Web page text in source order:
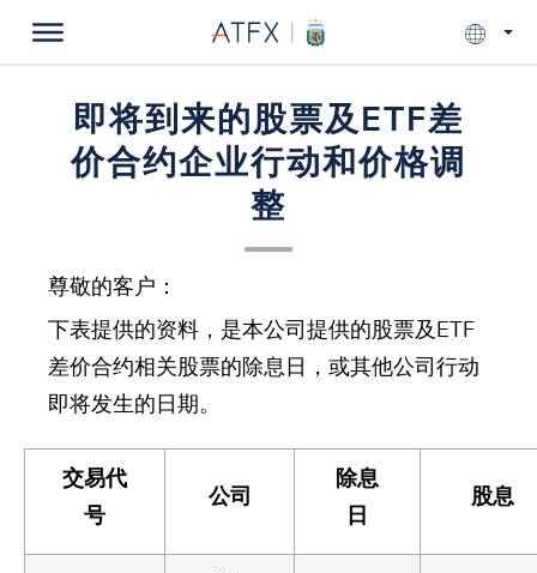
即将到来的股票及ETF差
价合约企业行动和价格调
整
尊敬的客户：
下表提供的资料，是本公司提供的股票及ETF
差价合约相关股票的除息日，或其他公司行动
即将发生的日期。
交易代
号
公司
除息
日
股息